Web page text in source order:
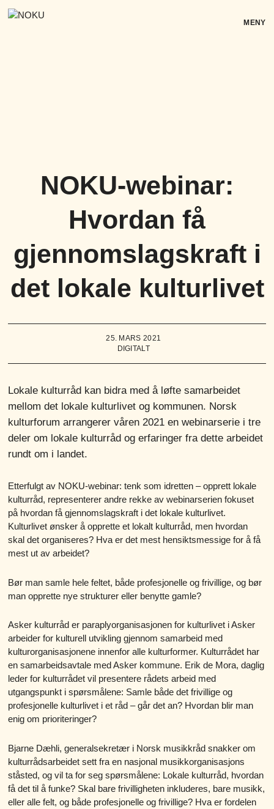
MENY
NOKU-webinar:
Hvordan få
gjennomslagskraft i
det lokale kulturlivet
25. MARS 2021
DIGITALT
Lokale kulturråd kan bidra med å løfte samarbeidet
mellom det lokale kulturlivet og kommunen. Norsk
kulturforum arrangerer våren 2021 en webinarserie i tre
deler om lokale kulturråd og erfaringer fra dette arbeidet
rundt om i landet.
Etterfulgt av NOKU-webinar: tenk som idretten – opprett lokale
kulturråd, representerer andre rekke av webinarserien fokuset
på hvordan få gjennomslagskraft i det lokale kulturlivet.
Kulturlivet ønsker å opprette et lokalt kulturråd, men hvordan
skal det organiseres? Hva er det mest hensiktsmessige for å få
mest ut av arbeidet?
Bør man samle hele feltet, både profesjonelle og frivillige, og bør
man opprette nye strukturer eller benytte gamle?
Asker kulturråd er paraplyorganisasjonen for kulturlivet i Asker
arbeider for kulturell utvikling gjennom samarbeid med
kulturorganisasjonene innenfor alle kulturformer. Kulturrådet har
en samarbeidsavtale med Asker kommune. Erik de Mora, daglig
leder for kulturrådet vil presentere rådets arbeid med
utgangspunkt i spørsmålene: Samle både det frivillige og
profesjonelle kulturlivet i et råd – går det an? Hvordan blir man
enig om prioriteringer?
Bjarne Dæhli, generalsekretær i Norsk musikkråd snakker om
kulturrådsarbeidet sett fra en nasjonal musikkorganisasjons
ståsted, og vil ta for seg spørsmålene: Lokale kulturråd, hvordan
få det til å funke? Skal bare frivilligheten inkluderes, bare musikk,
eller alle felt, og både profesjonelle og frivillige? Hva er fordelen